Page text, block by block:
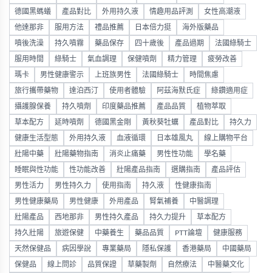
德國黑螞蟻 產品對比 外用持久液 情趣用品評測 女性高潮液
他達那非 服用方法 禮品推薦 日本倍力挺 海外版藥品
噴後洗澡 持久噴霧 藥品保存 四十歲後 產品過期 法國綠騎士
服用時間 綠騎士 氣血調理 保健噴劑 精力管理 疲勞改善
瑪卡 男性健康警示 上班族男性 法國綠騎士 時間焦慮
旅行攜帶藥物 達泊西汀 使用者體驗 阿茲海默氏症 綠鑽適用症
攝護腺保養 持久噴劑 印度藥品推薦 產品品質 植物萃取
草本配方 延時噴劑 德國黑金剛 黃秋葵牡蠣 產品對比 持久力
健康生活型態 外用持久液 血液循環 日本雄風丸 線上購物平台
壯陽中藥 壯陽藥物指南 消炎止痛藥 男性性功能 學名藥
睡眠與性功能 性功能改善 壯陽產品指南 選購指南 產品評估
男性活力 男性持久力 使用指南 持久液 性健康指南
男性健康藥局 男性健康 外用產品 腎氣補養 中醫調理
壯陽產品 西地那非 男性持久產品 持久力提升 草本配方
持久壯陽 旅遊保健 中藥養生 藥品品質 PTT論壇 健康服務
天然保健品 病因學說 專業藥局 隱私保護 香港藥局 中國藥局
保健品 線上問診 品質保證 草藥製劑 自然療法 中醫藥文化